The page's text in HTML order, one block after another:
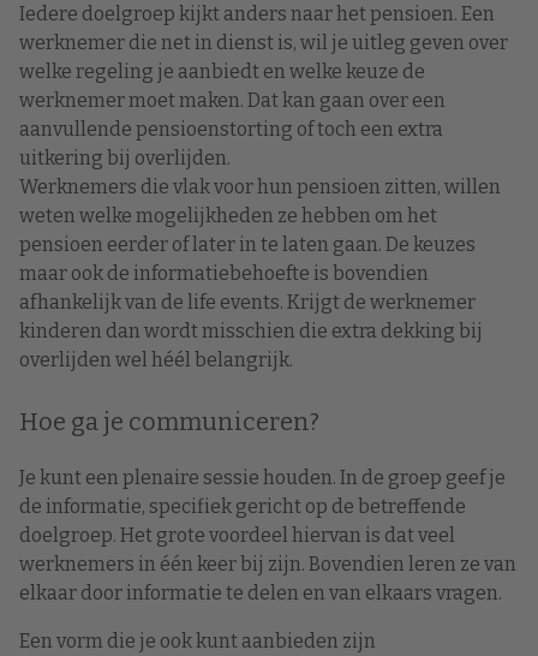
Iedere doelgroep kijkt anders naar het pensioen. Een
werknemer die net in dienst is, wil je uitleg geven over
welke regeling je aanbiedt en welke keuze de
werknemer moet maken. Dat kan gaan over een
aanvullende pensioenstorting of toch een extra
uitkering bij overlijden.
Werknemers die vlak voor hun pensioen zitten, willen
weten welke mogelijkheden ze hebben om het
pensioen eerder of later in te laten gaan. De keuzes
maar ook de informatiebehoefte is bovendien
afhankelijk van de life events. Krijgt de werknemer
kinderen dan wordt misschien die extra dekking bij
overlijden wel héél belangrijk.
Hoe ga je communiceren?
Je kunt een plenaire sessie houden. In de groep geef je
de informatie, specifiek gericht op de betreffende
doelgroep. Het grote voordeel hiervan is dat veel
werknemers in één keer bij zijn. Bovendien leren ze van
elkaar door informatie te delen en van elkaars vragen.
Een vorm die je ook kunt aanbieden zijn